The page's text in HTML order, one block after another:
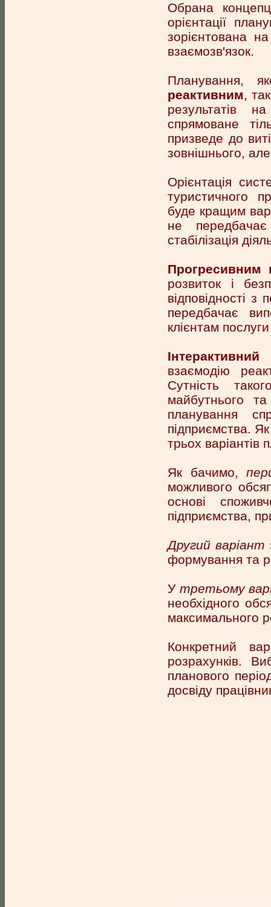
Обрана
орієнтації
зорієнтована
взаємозв'язок.
Планування,
реактивним,
результатів
спрямоване
призведе до
зовнішнього,
Орієнтація
туристичного
буде кращим
не
стабілізація
Прогресивним
розвиток і
відповідності
передбачає
клієнтам
взаємодію
Сутність
майбутнього
планування
підприємства.
трьох варіантів
Як бачимо,
можливого
основі
підприємства,
Другий варіант
формування та
У третьому
необхідного
максимального
Конкретний
розрахунків.
планового
досвіду